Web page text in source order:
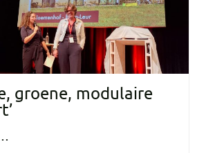
groene, modulaire